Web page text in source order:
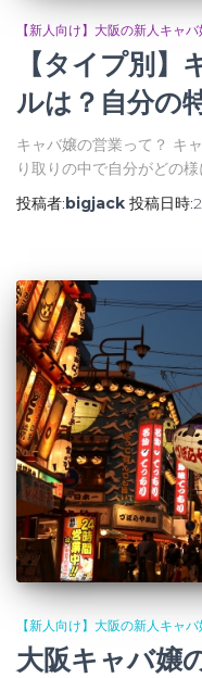
【新人向け】大阪の新人キャ
【タイプ別】
ルは？自分の
キャバ嬢の営業って？ キ
り取りの中で自分がどの
投稿者:bigjack 投稿日時:
【新人向け】大阪の新人キャ
大阪キャバ嬢